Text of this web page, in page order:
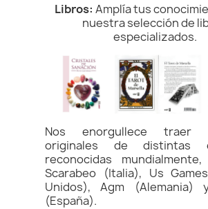
Libros: Amplía tus
nuestra selección de
especializados.
Nos enorgullece traer
originales de distintas
reconocidas
Scarabeo (Italia), Us
Unidos), Agm (Alemania)
(España).